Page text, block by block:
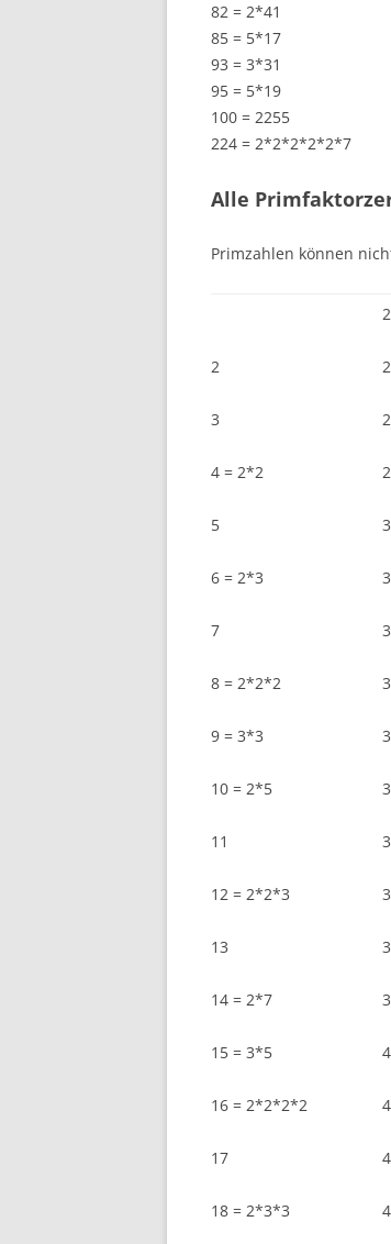
82 = 2*41
85 = 5*17
93 = 3*31
95 = 5*19
100 = 2255
224 = 2*2*2*2*2*7
Alle
Primzahlen können
2
3
4 = 2*2
5
6 = 2*3
7
8 = 2*2*2
9 = 3*3
10 = 2*5
11
12 = 2*2*3
13
14 = 2*7
15 = 3*5
16 = 2*2*2*2
17
18 = 2*3*3